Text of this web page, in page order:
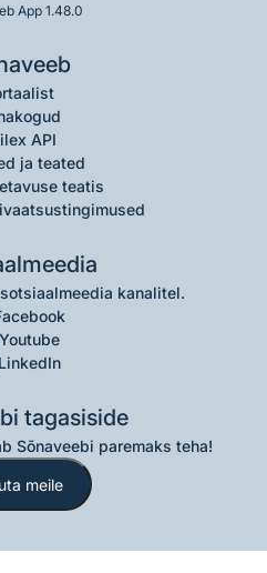
App 1.48.0
API
ja teated
teatis
kanalitel.
LinkedIn
tagasiside
Sõnaveebi paremaks teha!
meile